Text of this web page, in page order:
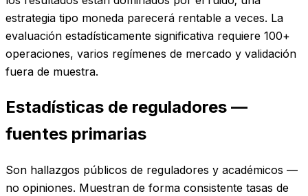
estrategia tipo moneda parecerá rentable a veces. La
evaluación estadísticamente significativa requiere 100+
operaciones, varios regímenes de mercado y validación
fuera de muestra.
Estadísticas de reguladores —
fuentes primarias
Son hallazgos públicos de reguladores y académicos —
no opiniones. Muestran de forma consistente tasas de